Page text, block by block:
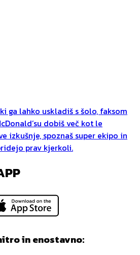
ga lahko uskladiš s šolo, faksom
dobiš več kot le
izkušnje, spoznaš super ekipo in
prav kjerkoli.
in enostavno: